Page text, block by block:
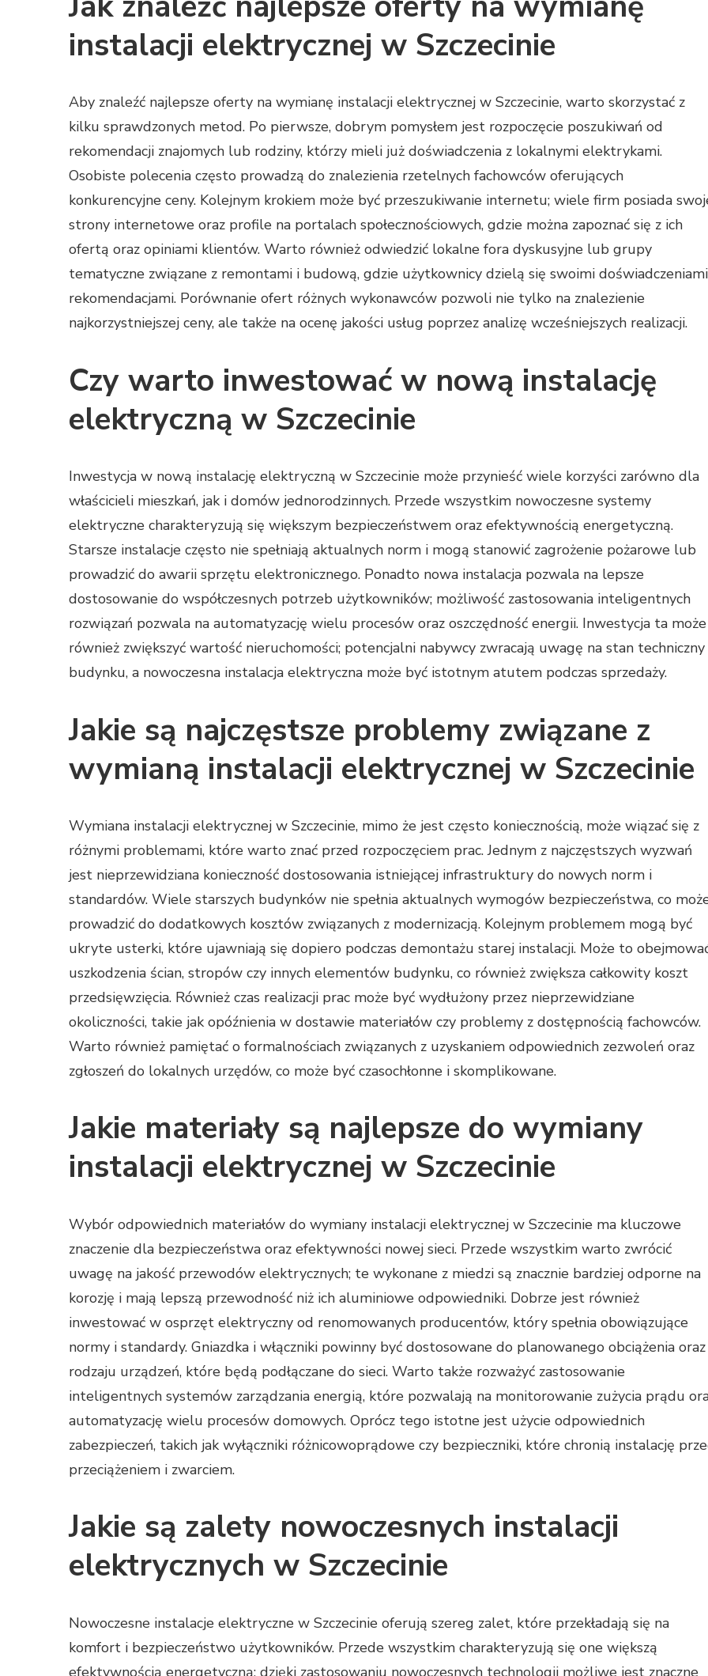
instalacji elektrycznej w Szczecinie
Aby znaleźć najlepsze oferty na wymianę instalacji elektrycznej w Szczecinie, warto skorzystać z
kilku sprawdzonych metod. Po pierwsze, dobrym pomysłem jest rozpoczęcie poszukiwań od
rekomendacji znajomych lub rodziny, którzy mieli już doświadczenia z lokalnymi elektrykami.
Osobiste polecenia często prowadzą do znalezienia rzetelnych fachowców oferujących
konkurencyjne ceny. Kolejnym krokiem może być przeszukiwanie internetu; wiele firm posiada
strony internetowe oraz profile na portalach społecznościowych, gdzie można zapoznać się z ich
ofertą oraz opiniami klientów. Warto również odwiedzić lokalne fora dyskusyjne lub grupy
tematyczne związane z remontami i budową, gdzie użytkownicy dzielą się swoimi
rekomendacjami. Porównanie ofert różnych wykonawców pozwoli nie tylko na znalezienie
najkorzystniejszej ceny, ale także na ocenę jakości usług poprzez analizę wcześniejszych realizacji.
Czy warto inwestować w nową instalację
elektryczną w Szczecinie
Inwestycja w nową instalację elektryczną w Szczecinie może przynieść wiele korzyści zarówno dla
właścicieli mieszkań, jak i domów jednorodzinnych. Przede wszystkim nowoczesne systemy
elektryczne charakteryzują się większym bezpieczeństwem oraz efektywnością energetyczną.
Starsze instalacje często nie spełniają aktualnych norm i mogą stanowić zagrożenie pożarowe lub
prowadzić do awarii sprzętu elektronicznego. Ponadto nowa instalacja pozwala na lepsze
dostosowanie do współczesnych potrzeb użytkowników; możliwość zastosowania inteligentnych
rozwiązań pozwala na automatyzację wielu procesów oraz oszczędność energii. Inwestycja ta może
również zwiększyć wartość nieruchomości; potencjalni nabywcy zwracają uwagę na stan techniczny
budynku, a nowoczesna instalacja elektryczna może być istotnym atutem podczas sprzedaży.
Jakie są najczęstsze problemy związane z
wymianą instalacji elektrycznej w Szczecinie
Wymiana instalacji elektrycznej w Szczecinie, mimo że jest często koniecznością, może wiązać się z
różnymi problemami, które warto znać przed rozpoczęciem prac. Jednym z najczęstszych wyzwań
jest nieprzewidziana konieczność dostosowania istniejącej infrastruktury do nowych norm i
standardów. Wiele starszych budynków nie spełnia aktualnych wymogów bezpieczeństwa, co
prowadzić do dodatkowych kosztów związanych z modernizacją. Kolejnym problemem mogą być
ukryte usterki, które ujawniają się dopiero podczas demontażu starej instalacji. Może to
uszkodzenia ścian, stropów czy innych elementów budynku, co również zwiększa całkowity koszt
przedsięwzięcia. Również czas realizacji prac może być wydłużony przez nieprzewidziane
okoliczności, takie jak opóźnienia w dostawie materiałów czy problemy z dostępnością fachowców.
Warto również pamiętać o formalnościach związanych z uzyskaniem odpowiednich zezwoleń oraz
zgłoszeń do lokalnych urzędów, co może być czasochłonne i skomplikowane.
Jakie materiały są najlepsze do wymiany
instalacji elektrycznej w Szczecinie
Wybór odpowiednich materiałów do wymiany instalacji elektrycznej w Szczecinie ma kluczowe
znaczenie dla bezpieczeństwa oraz efektywności nowej sieci. Przede wszystkim warto zwrócić
uwagę na jakość przewodów elektrycznych; te wykonane z miedzi są znacznie bardziej odporne na
korozję i mają lepszą przewodność niż ich aluminiowe odpowiedniki. Dobrze jest również
inwestować w osprzęt elektryczny od renomowanych producentów, który spełnia obowiązujące
normy i standardy. Gniazdka i włączniki powinny być dostosowane do planowanego obciążenia oraz
rodzaju urządzeń, które będą podłączane do sieci. Warto także rozważyć zastosowanie
inteligentnych systemów zarządzania energią, które pozwalają na monitorowanie zużycia prądu
automatyzację wielu procesów domowych. Oprócz tego istotne jest użycie odpowiednich
zabezpieczeń, takich jak wyłączniki różnicowoprądowe czy bezpieczniki, które chronią instalację
przeciążeniem i zwarciem.
Jakie są zalety nowoczesnych instalacji
elektrycznych w Szczecinie
Nowoczesne instalacje elektryczne w Szczecinie oferują szereg zalet, które przekładają się na
komfort i bezpieczeństwo użytkowników. Przede wszystkim charakteryzują się one większą
efektywnością energetyczną; dzięki zastosowaniu nowoczesnych technologii możliwe jest znaczne